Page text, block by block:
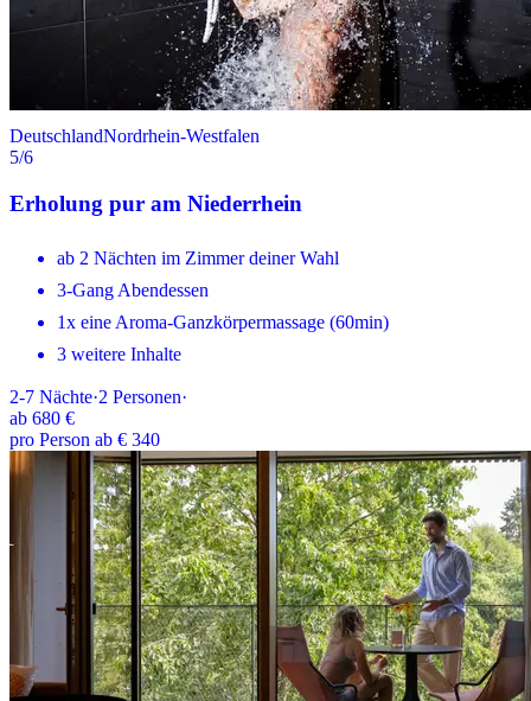
DeutschlandNordrhein-Westfalen
5/6
Erholung pur am Niederrhein
ab 2 Nächten im Zimmer deiner Wahl
3-Gang Abendessen
1x eine Aroma-Ganzkörpermassage (60min)
3 weitere Inhalte
2-7 Nächte·2 Personen·
ab 680 €
pro Person ab € 340